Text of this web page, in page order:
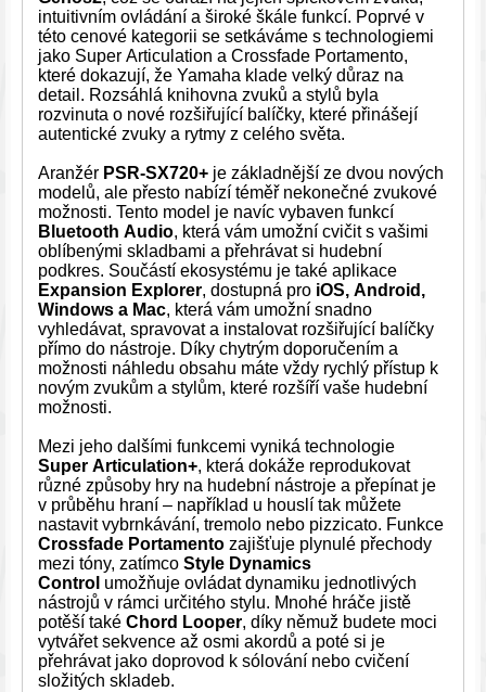
intuitivním ovládání a široké škále funkcí. Poprvé v
této cenové kategorii se setkáváme s technologiemi
jako Super Articulation a Crossfade Portamento,
které dokazují, že Yamaha klade velký důraz na
detail. Rozsáhlá knihovna zvuků a stylů byla
rozvinuta o nové rozšiřující balíčky, které přinášejí
autentické zvuky a rytmy z celého světa.
Aranžér PSR-SX720+ je základnější ze dvou nových
modelů, ale přesto nabízí téměř nekonečné zvukové
možnosti. Tento model je navíc vybaven funkcí
Bluetooth Audio, která vám umožní cvičit s vašimi
oblíbenými skladbami a přehrávat si hudební
podkres. Součástí ekosystému je také aplikace
Expansion Explorer, dostupná pro iOS, Android,
Windows a Mac, která vám umožní snadno
vyhledávat, spravovat a instalovat rozšiřující balíčky
přímo do nástroje. Díky chytrým doporučením a
možnosti náhledu obsahu máte vždy rychlý přístup k
novým zvukům a stylům, které rozšíří vaše hudební
možnosti.
Mezi jeho dalšími funkcemi vyniká technologie
Super Articulation+, která dokáže reprodukovat
různé způsoby hry na hudební nástroje a přepínat je
v průběhu hraní – například u houslí tak můžete
nastavit vybrnkávání, tremolo nebo pizzicato. Funkce
Crossfade Portamento zajišťuje plynulé přechody
mezi tóny, zatímco Style Dynamics
Control umožňuje ovládat dynamiku jednotlivých
nástrojů v rámci určitého stylu. Mnohé hráče jistě
potěší také Chord Looper, díky němuž budete moci
vytvářet sekvence až osmi akordů a poté si je
přehrávat jako doprovod k sólování nebo cvičení
složitých skladeb.